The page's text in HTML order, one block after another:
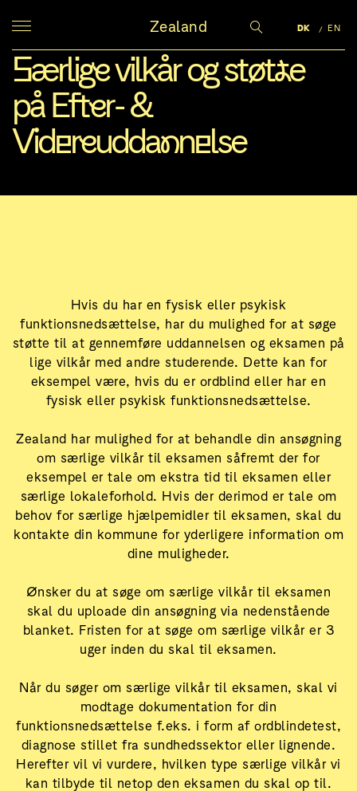
Zealand DK EN
Særlige vilkår og støtte
på Efter- &
Videreuddannelse
Hvis du har en fysisk eller psykisk
funktionsnedsættelse, har du mulighed for at søge
støtte til at gennemføre uddannelsen og eksamen på
lige vilkår med andre studerende. Dette kan for
eksempel være, hvis du er ordblind eller har en
fysisk eller psykisk funktionsnedsættelse.
Zealand har mulighed for at behandle din ansøgning
om særlige vilkår til eksamen såfremt der for
eksempel er tale om ekstra tid til eksamen eller
særlige lokaleforhold. Hvis der derimod er tale om
behov for særlige hjælpemidler til eksamen, skal du
kontakte din kommune for yderligere information om
dine muligheder.
Ønsker du at søge om særlige vilkår til eksamen
skal du uploade din ansøgning via nedenstående
blanket. Fristen for at søge om særlige vilkår er 3
uger inden du skal til eksamen.
Når du søger om særlige vilkår til eksamen, skal vi
modtage dokumentation for din
funktionsnedsættelse f.eks. i form af ordblindetest,
diagnose stillet fra sundhedssektor eller lignende.
Herefter vil vi vurdere, hvilken type særlige vilkår vi
kan tilbyde til netop den eksamen du skal op til.